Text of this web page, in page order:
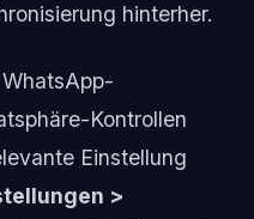
hinterher.
Kontrollen
Einstellung
>